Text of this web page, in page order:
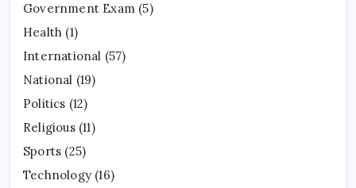
Government Exam (5)
Health (1)
International (57)
National (19)
Politics (12)
Religious(11)
Sports (25)
Technology (16)